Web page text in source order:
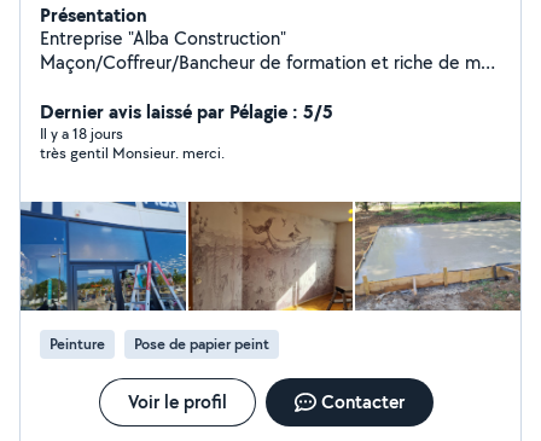
Présentation
Entreprise "Alba Construction"
Maçon/Coffreur/Bancheur de formation et riche de mon
vous propose mes services pour réaliser tous vos
travaux Intérieur/Extérieur, Neuf/Renovation... N'hésitez
pas à me contacter pour discuter ensemble dans un
demandes... PS: "Auto-entrepreneur" mais pas voleur, à
bon entendeur... Bien cordialement, Léonard BARO.
Dernier avis laissé par Pélagie : 5/5
Il y a 18 jours
très gentil Monsieur. merci.
Peinture Pose de papier peint
Voir le profil Contacter